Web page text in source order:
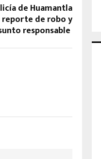
de Huamantla
de robo y
responsable
Reply Retweet Favorite